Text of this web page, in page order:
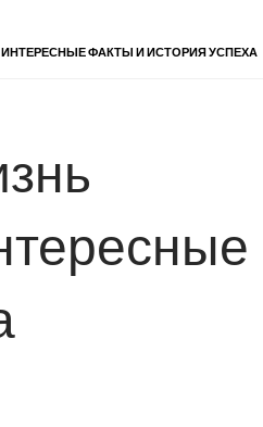
ФАКТЫ И ИСТОРИЯ УСПЕХА